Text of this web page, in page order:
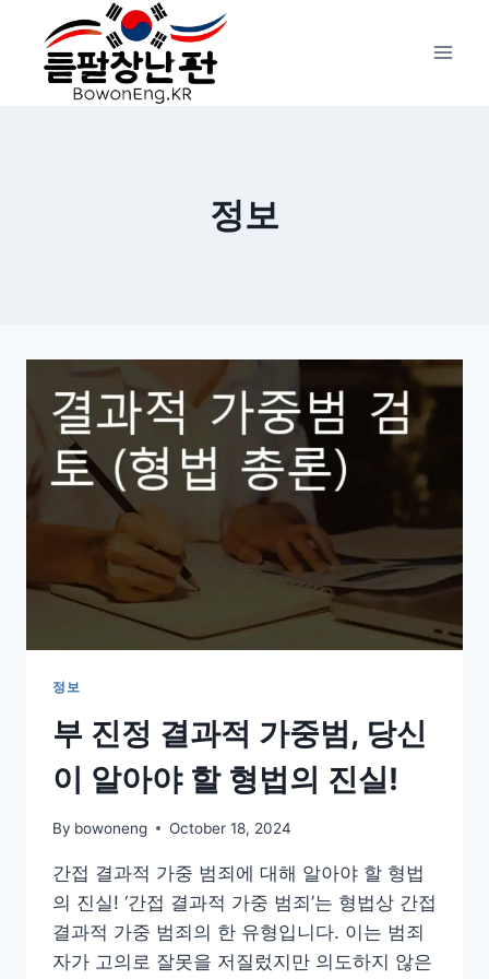
content
정보
정보
부 진정 결과적 가중범, 당신
이 알아야 할 형법의 진실!
By bowoneng October 18, 2024
간접 결과적 가중 범죄에 대해 알아야 할 형법
의 진실! ‘간접 결과적 가중 범죄’는 형법상 간접
결과적 가중 범죄의 한 유형입니다. 이는 범죄
자가 고의로 잘못을 저질렀지만 의도하지 않은